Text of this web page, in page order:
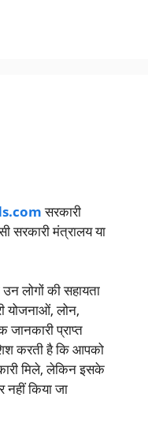
सरकारी
सरकारी मंत्रालय या
लोगों की सहायता
योजनाओं, लोन,
प्राप्त
करती है कि आपको
मिले, लेकिन इसके
नहीं किया जा